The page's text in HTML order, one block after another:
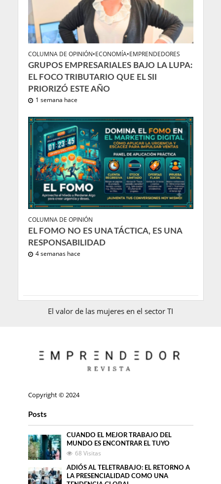
COLUMNA DE OPINIÓN•ECONOMÍA•EMPRENDEDORES
GRUPOS EMPRESARIALES BAJO LA LUPA:
EL FOCO TRIBUTARIO QUE EL SII
PRIORIZÓ ESTE AÑO
1 semana hace
COLUMNA DE OPINIÓN
EL FOMO NO ES UNA TÁCTICA, ES UNA
RESPONSABILIDAD
4 semanas hace
El valor de las mujeres en el sector TI
Copyright © 2024
Posts
CUANDO EL MEJOR TRABAJO DEL
MUNDO ES ENCONTRAR EL TUYO
68 Visitas
ADIÓS AL TELETRABAJO: EL RETORNO A
LA PRESENCIALIDAD COMO UNA